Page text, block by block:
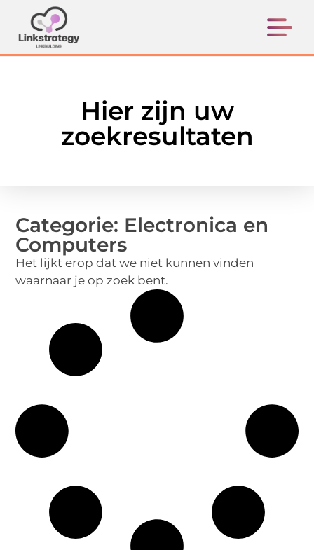
Hier zijn uw
zoekresultaten
Categorie: Electronica en
Computers
Het lijkt erop dat we niet kunnen vinden
waarnaar je op zoek bent.